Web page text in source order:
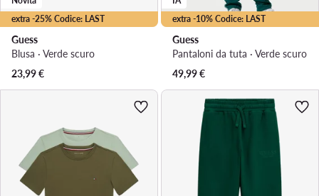
extra -25% Codice: LAST
Guess
Blusa · Verde scuro
23,99€
extra -10% Codice: LAST
Guess
Pantaloni da tuta · Verde scuro
49,99€